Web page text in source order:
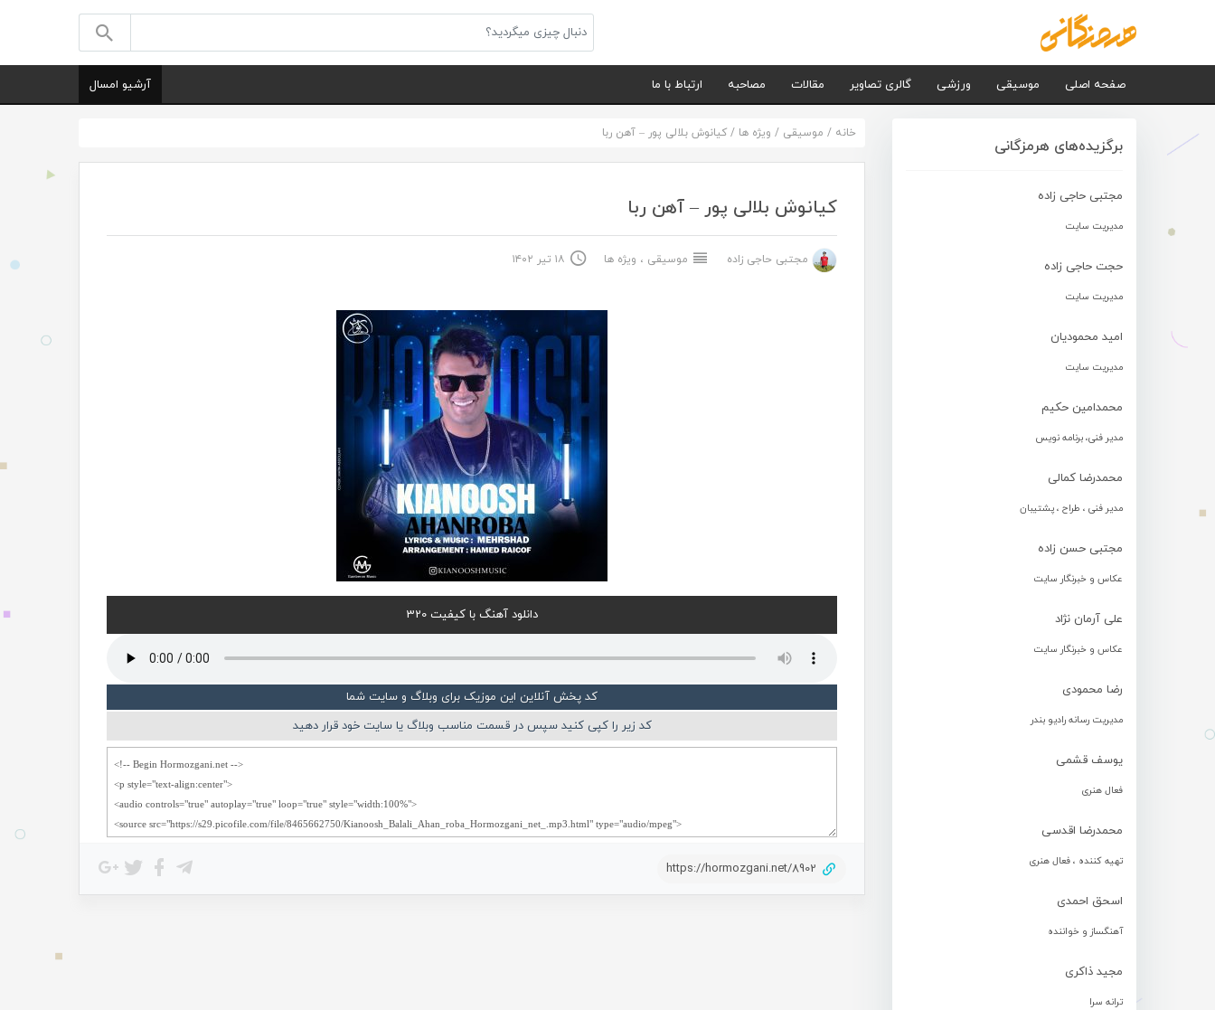
صفحه اصلی موسیقی ورزشی گالری تصاویر مقالات مصاحبه ارتباط با ما آرشیو امسال
برگزیده‌های هرمزگانی
مجتبی حاجی زاده
مدیریت سایت
حجت حاجی زاده
مدیریت سایت
امید محمودیان
مدیریت سایت
محمدامین حکیم
مدیر فنی، برنامه نویس
محمدرضا کمالی
مدیر فنی ، طراح ، پشتیبان
مجتبی حسن زاده
عکاس و خبرنگار سایت
علی آرمان نژاد
عکاس و خبرنگار سایت
رضا محمودی
مدیریت رسانه رادیو بندر
یوسف قشمی
فعال هنری
محمدرضا اقدسی
تهیه کننده ، فعال هنری
اسحق احمدی
آهنگساز و خواننده
مجید ذاکری
ترانه سرا
خانه / موسیقی / ویژه ها / کیانوش بلالی پور – آهن ربا
کیانوش بلالی پور – آهن ربا
مجتبی حاجی زاده موسیقی ، ویژه ها ۱۸ تیر ۱۴۰۲
دانلود آهنگ با کیفیت 320
کد پخش آنلاین این موزیک برای وبلاگ و سایت شما
کد زیر را کپی کنید سپس در قسمت مناسب وبلاگ یا سایت خود قرار دهید
https://hormozgani.net/8902